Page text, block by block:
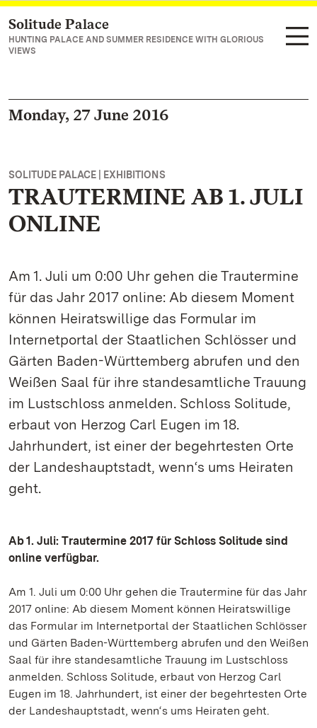
Navigate to main page
Solitude Palace
HUNTING PALACE AND SUMMER RESIDENCE WITH GLORIOUS
VIEWS
Monday, 27 June 2016
SOLITUDE PALACE | EXHIBITIONS
TRAUTERMINE AB 1. JULI
ONLINE
Am 1. Juli um 0:00 Uhr gehen die Trautermine
für das Jahr 2017 online: Ab diesem Moment
können Heiratswillige das Formular im
Internetportal der Staatlichen Schlösser und
Gärten Baden-Württemberg abrufen und den
Weißen Saal für ihre standesamtliche Trauung
im Lustschloss anmelden. Schloss Solitude,
erbaut von Herzog Carl Eugen im 18.
Jahrhundert, ist einer der begehrtesten Orte
der Landeshauptstadt, wenn‘s ums Heiraten
geht.
Ab 1. Juli: Trautermine 2017 für Schloss Solitude sind
online verfügbar.
Am 1. Juli um 0:00 Uhr gehen die Trautermine für das Jahr
2017 online: Ab diesem Moment können Heiratswillige
das Formular im Internetportal der Staatlichen Schlösser
und Gärten Baden-Württemberg abrufen und den Weißen
Saal für ihre standesamtliche Trauung im Lustschloss
anmelden. Schloss Solitude, erbaut von Herzog Carl
Eugen im 18. Jahrhundert, ist einer der begehrtesten Orte
der Landeshauptstadt, wenn‘s ums Heiraten geht.